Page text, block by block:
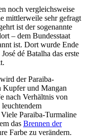
noch vergleichsweise
mittlerweile sehr gefragt
ist der sogenannte
– dem Bundesstaat
ist. Dort wurde Ende
dé Batalha das erste
der Paraiba-
Kupfer und Mangan
nach Verhältnis von
Paraiba-Turmaline
das Brennen der
Farbe zu verändern.